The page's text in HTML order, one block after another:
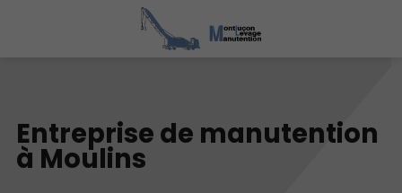
Entreprise de manutention
à Moulins